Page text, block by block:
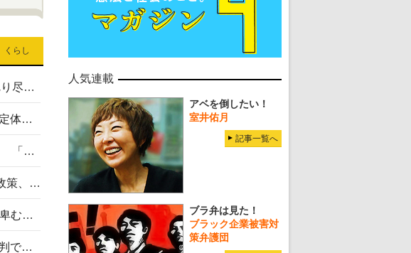
くらし
高市首相の熊本地震避難所視察は北朝鮮並みのプロパガンダだった！「至れり尽くせり」の選ばれた避難所の一方で実態は…
〈#ミサイルよりクーラーを〉は正当な批判だ！ 歴代自民党政権が避難所指定体育館へのエアコン設置を遅らせてきた客観的事実
高市首相の「休んでない」「寝てない」アピールは本当なのか 徹底検証！ 「資料読み込み」「アイロンがけ」も矛盾だらけ…
相模原事件から10年──植松死刑囚の優生思想と、安倍政権の障がい者排除政策、右派勢力の差別主義との関係を改めて問う
“男系男子の皇位継承”は明治期の創作！ 旧皇室典範策定時に「男を尊び女を卑むの慣習、人民の脳髄」とトンデモ論で女性天皇を否定
山里亮太が『DayDay.』で国会前の高市批判デモを「政策への反対や政権批判でない」と捻じ曲げ解説 デモ参加者から批判殺到
人気連載
アベを倒したい！
室井佑月
記事一覧へ
ブラ弁は見た！
ブラック企業被害対
策弁護団